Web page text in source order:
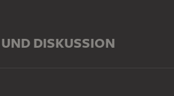
DISKUSSION